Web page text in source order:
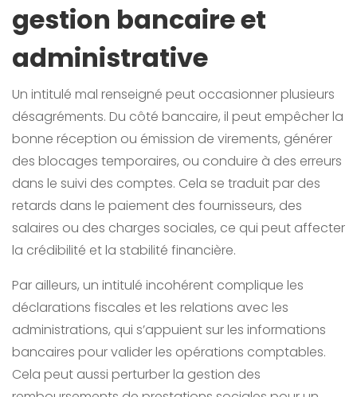
gestion bancaire et
administrative
Un intitulé mal renseigné peut occasionner plusieurs
désagréments. Du côté bancaire, il peut empêcher la
bonne réception ou émission de virements, générer
des blocages temporaires, ou conduire à des erreurs
dans le suivi des comptes. Cela se traduit par des
retards dans le paiement des fournisseurs, des
salaires ou des charges sociales, ce qui peut affecter
la crédibilité et la stabilité financière.
Par ailleurs, un intitulé incohérent complique les
déclarations fiscales et les relations avec les
administrations, qui s’appuient sur les informations
bancaires pour valider les opérations comptables.
Cela peut aussi perturber la gestion des